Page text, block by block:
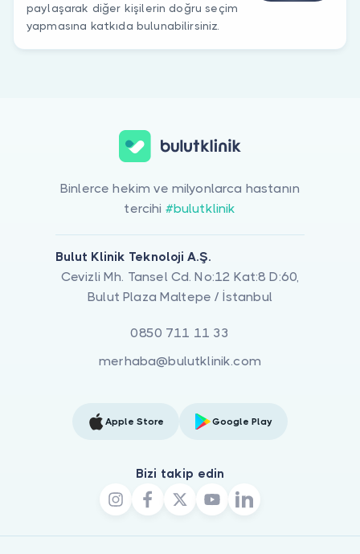
paylaşarak diğer kişilerin doğru seçim
yapmasına katkıda bulunabilirsiniz.
Binlerce hekim ve milyonlarca hastanın
tercihi #bulutklinik
Bulut Klinik Teknoloji A.Ş.
Cevizli Mh. Tansel Cd. No:12 Kat:8 D:60,
Bulut Plaza Maltepe / İstanbul
0850 711 11 33
merhaba@bulutklinik.com
Apple Store Google Play
Bizi takip edin